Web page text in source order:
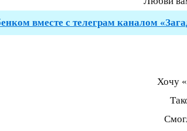
вместе с телеграм каналом
Хочу